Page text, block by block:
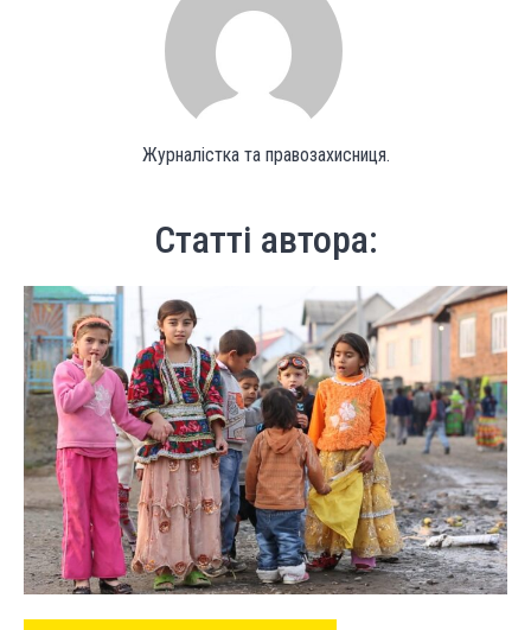
Журналістка та правозахисниця.
Статті автора: